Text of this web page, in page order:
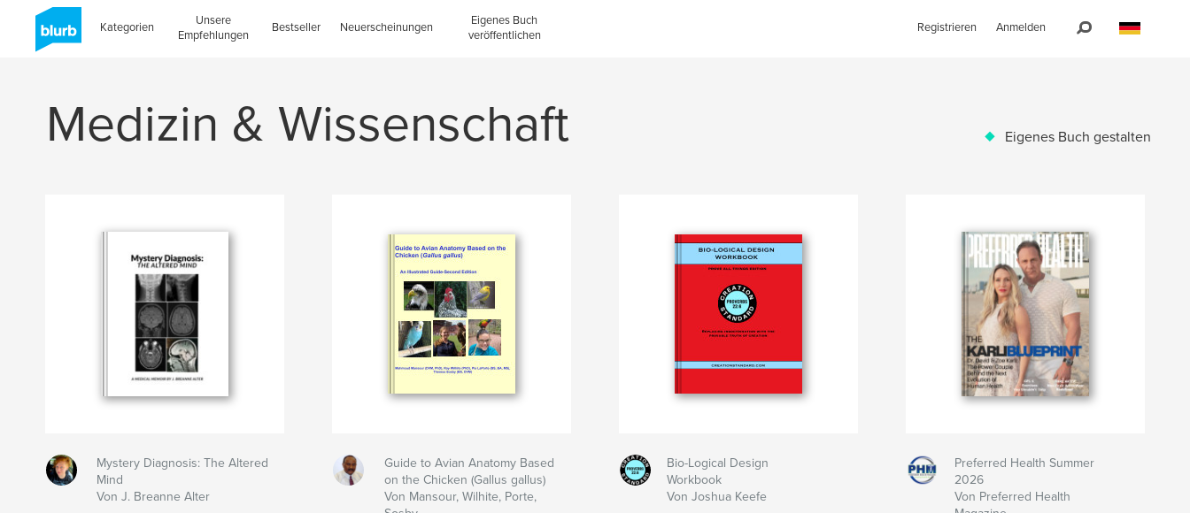
Kategorien
Unsere
Empfehlungen
Bestseller Neuerscheinungen
Eigenes Buch
veröffentlichen
Registrieren Anmelden
Medizin & Wissenschaft Eigenes Buch gestalten
Mystery Diagnosis: The Altered
Mind
Von J. Breanne Alter
Guide to Avian Anatomy Based
on the Chicken (Gallus gallus)
Von Mansour, Wilhite, Porte,
Bio-Logical Design
Workbook
Von Joshua Keefe
Preferred Health Summer
2026
Von Preferred Health